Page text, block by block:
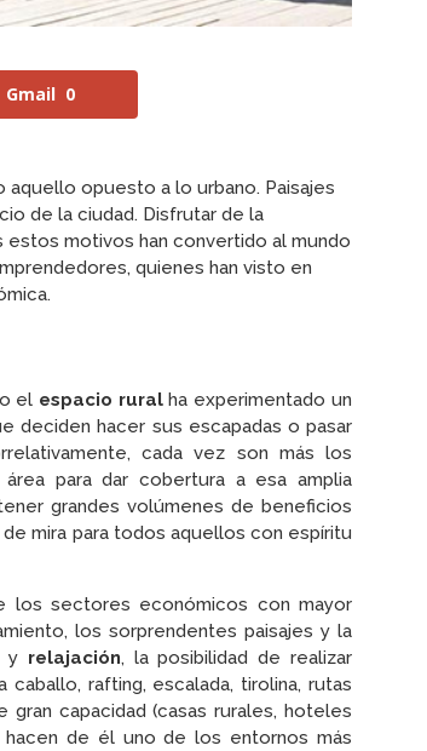
Gmail 0
aquello opuesto a lo urbano. Paisajes
de la ciudad. Disfrutar de la
estos motivos han convertido al mundo
quienes han visto en
el espacio ruralha experimentado un
deciden hacer sus escapadas o pasar
cada vez son más los
para dar cobertura a esa amplia
grandes volúmenes de beneficios
mira para todos aquellos con espíritu
los sectores económicos con mayor
los sorprendentes paisajes y la
y relajación, la posibilidad de realizar
rafting, escalada, tirolina, rutas
capacidad (casas rurales, hoteles
hacen de él uno de los entornos más